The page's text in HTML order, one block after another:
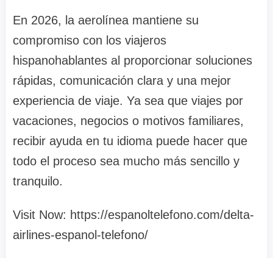
En 2026, la aerolínea mantiene su
compromiso con los viajeros
hispanohablantes al proporcionar soluciones
rápidas, comunicación clara y una mejor
experiencia de viaje. Ya sea que viajes por
vacaciones, negocios o motivos familiares,
recibir ayuda en tu idioma puede hacer que
todo el proceso sea mucho más sencillo y
tranquilo.
Visit Now: https://espanoltelefono.com/delta-
airlines-espanol-telefono/